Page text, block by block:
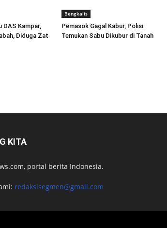
DAS Kampar,
Diduga Zat
Bengkalis
Pemasok Gagal Kabur, Polisi
Temukan Sabu Dikubur di Tanah
KITA
portal berita Indonesia.
redaksisegmen@gmail.com